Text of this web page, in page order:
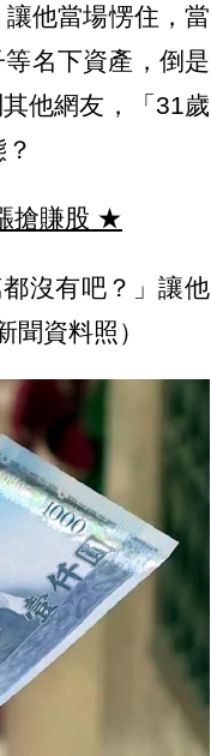
他當場愣住，當
名下資產，倒是
他網友，「31歲
搶賺股 ★
沒有吧？」讓他
資料照）